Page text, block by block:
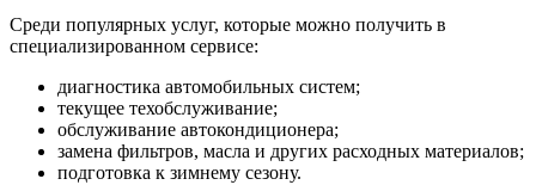
Среди популярных услуг, которые можно получить в
специализированном сервисе:
диагностика автомобильных систем;
текущее техобслуживание;
обслуживание автокондиционера;
замена фильтров, масла и других расходных материалов;
подготовка к зимнему сезону.